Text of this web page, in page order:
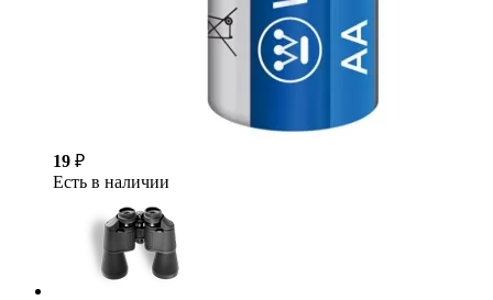
19 ₽
Есть в наличии